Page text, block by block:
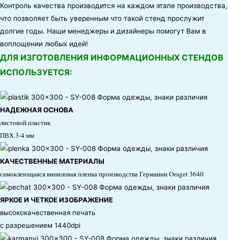
Контроль качества производится на каждом этапе производства,
что позволяет быть уверенным что такой стенд прослужит
долгие годы. Наши менеджеры и дизайнеры помогут Вам в
воплощении любых идей!
ДЛЯ ИЗГОТОВЛЕНИЯ ИНФОРМАЦИОННЫХ СТЕНДОВ
ИСПОЛЬЗУЕТСЯ:
НАДЕЖНАЯ ОСНОВА
листовой пластик
ПВХ 3-4 мм
КАЧЕСТВЕННЫЕ МАТЕРИАЛЫ
самоклеющаяся виниловая пленка производства Германии Oraget 3640
ЯРКОЕ И ЧЕТКОЕ ИЗОБРАЖЕНИЕ
высококачественная печать
с разрешением 1440dpi